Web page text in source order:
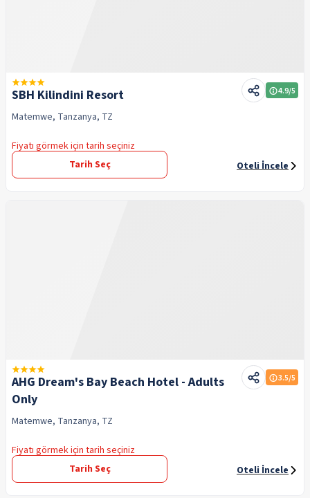
SBH Kilindini Resort 4.9/5
Matemwe, Tanzanya, TZ
Fiyatı görmek için tarih seçiniz
Tarih Seç
Oteli İncele
AHG Dream's Bay Beach Hotel - Adults
Only
3.5/5
Matemwe, Tanzanya, TZ
Fiyatı görmek için tarih seçiniz
Tarih Seç
Oteli İncele